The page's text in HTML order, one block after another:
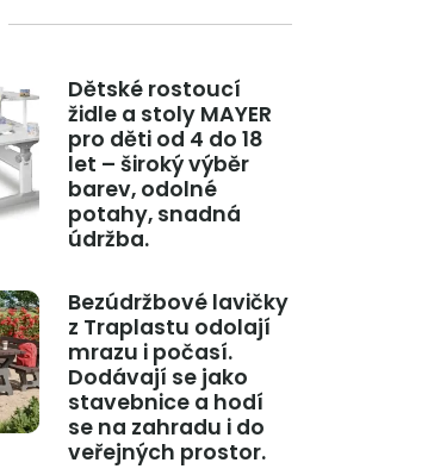
Dětské rostoucí
židle a stoly MAYER
pro děti od 4 do 18
let – široký výběr
barev, odolné
potahy, snadná
údržba.
Bezúdržbové lavičky
z Traplastu odolají
mrazu i počasí.
Dodávají se jako
stavebnice a hodí
se na zahradu i do
veřejných prostor.